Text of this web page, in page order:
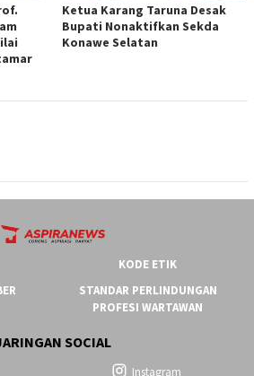
Ketua ‎Karang Taruna Desak
Bupati Nonaktifkan Sekda
Konawe Selatan
KODE ETIK
STANDAR PERLINDUNGAN
PROFESI WARTAWAN
SOCIAL
Instagram